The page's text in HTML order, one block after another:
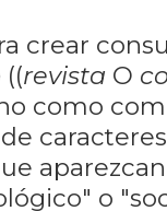
crear
((revista O
como
o